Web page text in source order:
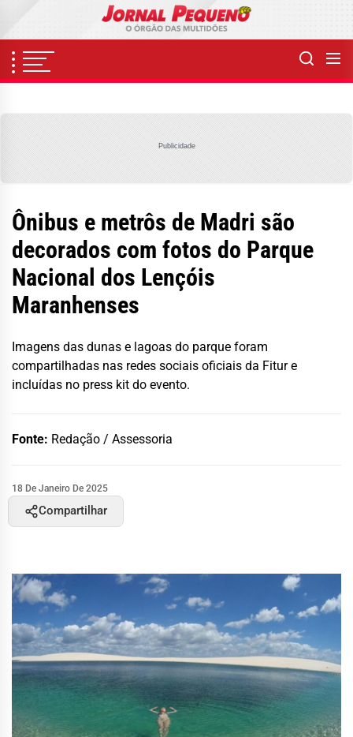
content
Publicidade
Ônibus e metrôs de Madri são
decorados com fotos do Parque
Nacional dos Lençóis
Maranhenses
Imagens das dunas e lagoas do parque foram
compartilhadas nas redes sociais oficiais da Fitur e
incluídas no press kit do evento.
Fonte: Redação / Assessoria
18 De Janeiro De 2025
Compartilhar